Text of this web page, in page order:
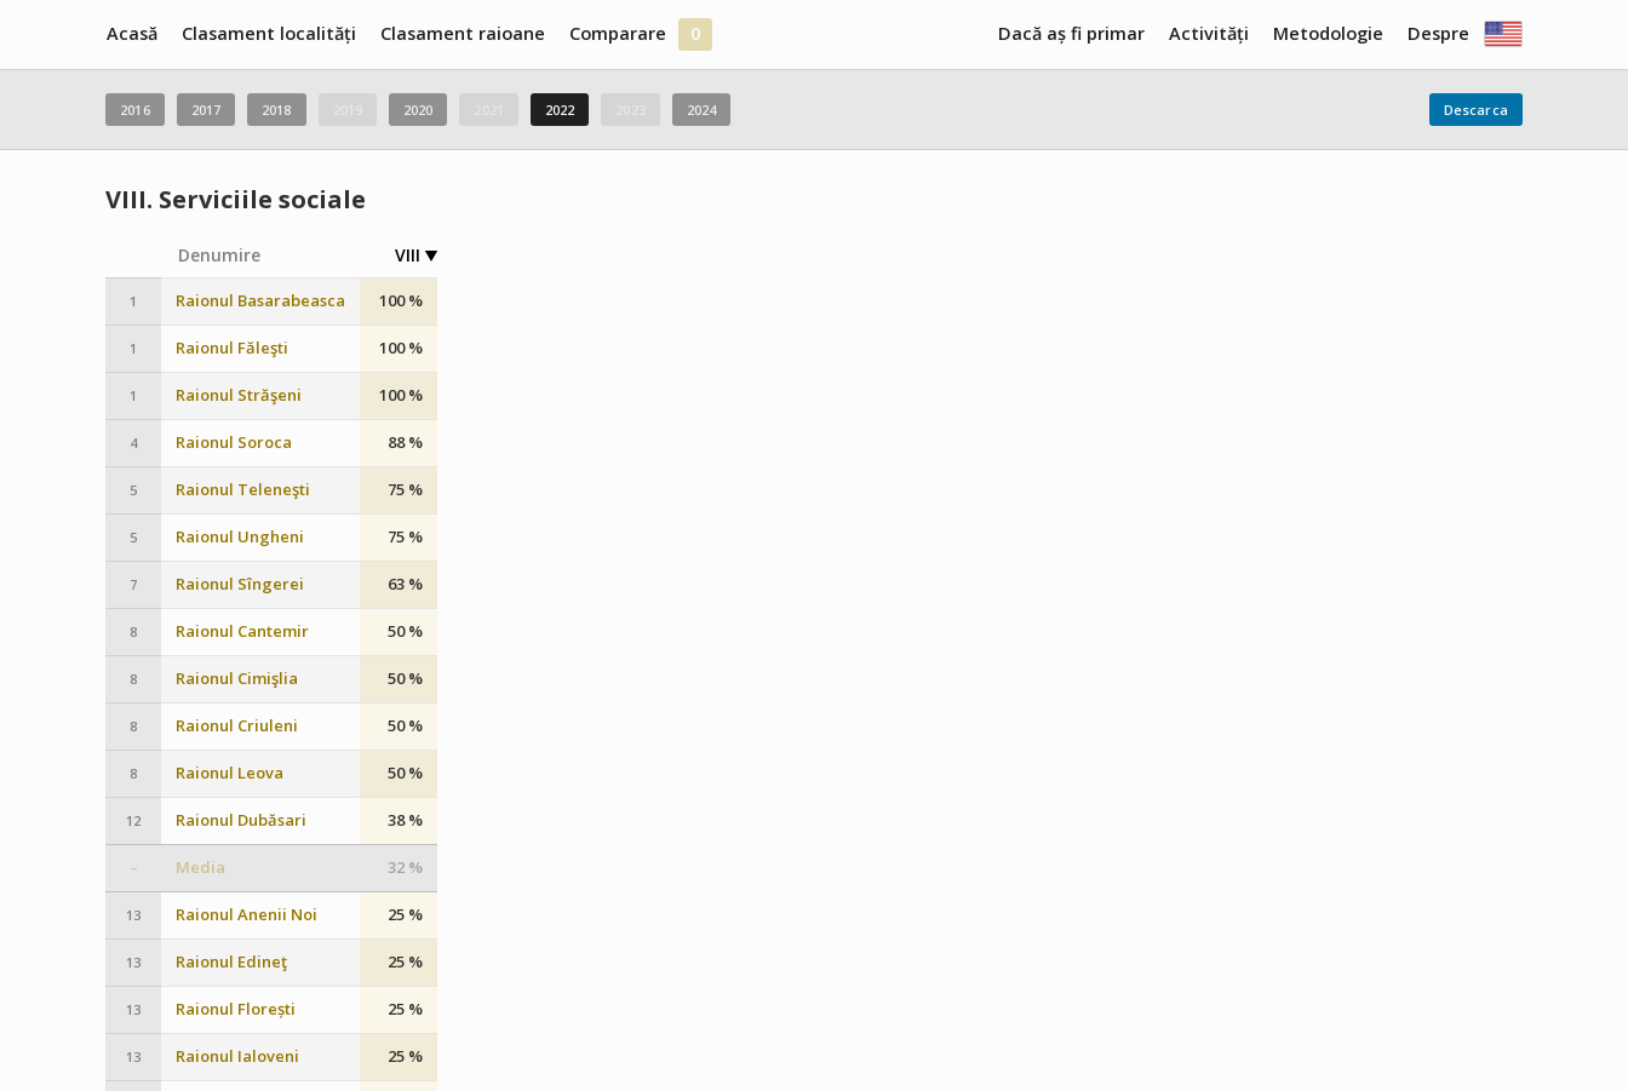
Acasă Despre
Clasament localități Metodologie
Clasament raioane Activități
Comparare 0 Dacă aș fi primar
2016 2017 2018 2020 2022 2024 Descarca
VIII. Serviciile sociale
Denumire VIII
1 Raionul Basarabeasca 100 %
1 Raionul Făleşti 100 %
1 Raionul Străşeni 100 %
4 Raionul Soroca 88 %
5 Raionul Teleneşti 75 %
5 Raionul Ungheni 75 %
7 Raionul Sîngerei 63 %
8 Raionul Cantemir 50 %
8 Raionul Cimişlia 50 %
8 Raionul Criuleni 50 %
8 Raionul Leova 50 %
12 Raionul Dubăsari 38 %
– Media 32 %
13 Raionul Anenii Noi 25 %
13 Raionul Edineţ 25 %
13 Raionul Florești 25 %
13 Raionul Ialoveni 25 %